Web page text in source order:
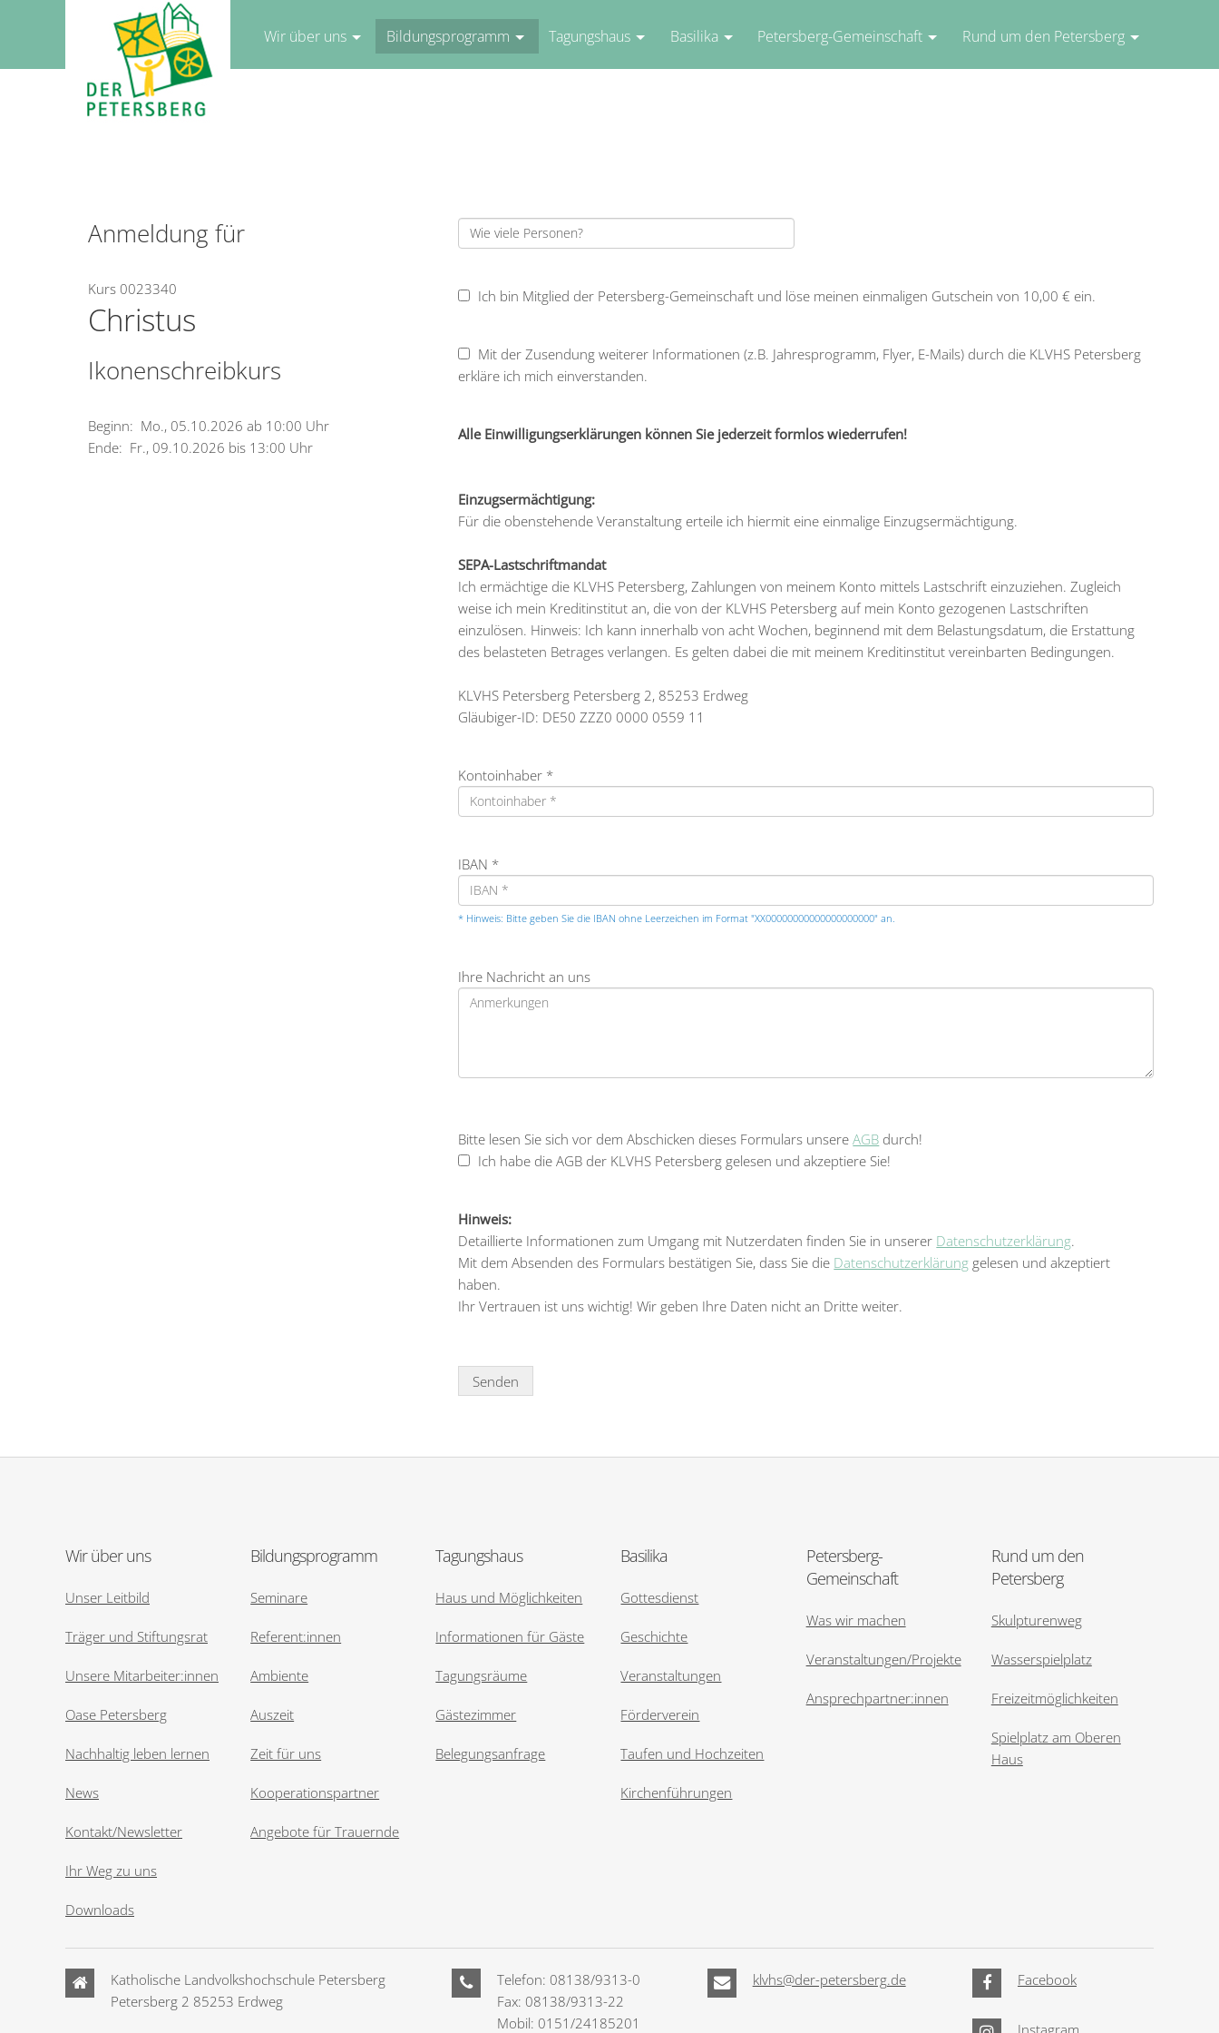
Wir über uns Bildungsprogramm Tagungshaus Basilika Petersberg-Gemeinschaft Rund um den Petersberg
Anmeldung für
Kurs 0023340
Christus
Ikonenschreibkurs
Beginn: Mo., 05.10.2026 ab 10:00 Uhr
Ende: Fr., 09.10.2026 bis 13:00 Uhr
Ich bin Mitglied der Petersberg-Gemeinschaft und löse meinen einmaligen Gutschein von 10,00 € ein.
Mit der Zusendung weiterer Informationen (z.B. Jahresprogramm, Flyer, E-Mails) durch die KLVHS Petersberg
erkläre ich mich einverstanden.
Alle Einwilligungserklärungen können Sie jederzeit formlos wiederrufen!
Einzugsermächtigung:
Für die obenstehende Veranstaltung erteile ich hiermit eine einmalige Einzugsermächtigung.
SEPA-Lastschriftmandat
Ich ermächtige die KLVHS Petersberg, Zahlungen von meinem Konto mittels Lastschrift einzuziehen. Zugleich
weise ich mein Kreditinstitut an, die von der KLVHS Petersberg auf mein Konto gezogenen Lastschriften
einzulösen. Hinweis: Ich kann innerhalb von acht Wochen, beginnend mit dem Belastungsdatum, die Erstattung
des belasteten Betrages verlangen. Es gelten dabei die mit meinem Kreditinstitut vereinbarten Bedingungen.
KLVHS Petersberg Petersberg 2, 85253 Erdweg
Gläubiger-ID: DE50 ZZZ0 0000 0559 11
Kontoinhaber *
IBAN *
* Hinweis: Bitte geben Sie die IBAN ohne Leerzeichen im Format "XX00000000000000000000" an.
Ihre Nachricht an uns
Bitte lesen Sie sich vor dem Abschicken dieses Formulars unsereAGB durch!
Ich habe die AGB der KLVHS Petersberg gelesen und akzeptiere Sie!
Hinweis:
Detaillierte Informationen zum Umgang mit Nutzerdaten finden Sie in unserer Datenschutzerklärung.
Mit dem Absenden des Formulars bestätigen Sie, dass Sie die Datenschutzerklärung gelesen und akzeptiert
haben.
Ihr Vertrauen ist uns wichtig! Wir geben Ihre Daten nicht an Dritte weiter.
Wir über uns
Unser Leitbild
Träger und Stiftungsrat
Unsere Mitarbeiter:innen
Oase Petersberg
Nachhaltig leben lernen
News
Kontakt/Newsletter
Ihr Weg zu uns
Downloads
Bildungsprogramm
Seminare
Referent:innen
Ambiente
Auszeit
Zeit für uns
Kooperationspartner
Angebote für Trauernde
Tagungshaus
Haus und Möglichkeiten
Informationen für Gäste
Tagungsräume
Gästezimmer
Belegungsanfrage
Basilika
Gottesdienst
Geschichte
Veranstaltungen
Förderverein
Taufen und Hochzeiten
Kirchenführungen
Petersberg-
Gemeinschaft
Was wir machen
Veranstaltungen/Projekte
Ansprechpartner:innen
Rund um den
Petersberg
Skulpturenweg
Wasserspielplatz
Freizeitmöglichkeiten
Spielplatz am Oberen
Haus
Katholische Landvolkshochschule Petersberg
Petersberg 2 85253 Erdweg
Telefon: 08138/9313-0
Fax: 08138/9313-22
Mobil: 0151/24185201
klvhs@der-petersberg.de Facebook
Instagram